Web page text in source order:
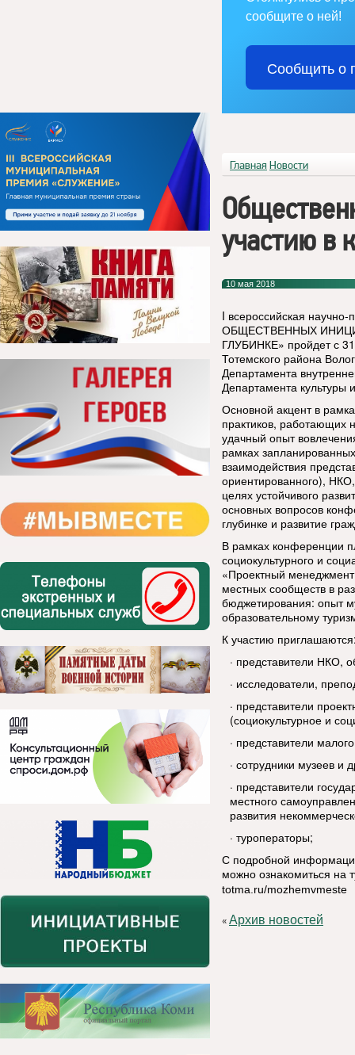
сообщите о ней!
Сообщить о
Главная Новости
участию в
10 мая 2018
I всероссийская
ОБЩЕСТВЕННЫХ
ГЛУБИНКЕ» пройдет с
Тотемского района
Департамента
Департамента культуры
Основной акцент в
практиков, работающих
удачный опыт
рамках
взаимодействия
ориентированного),
целях устойчивого
основных вопросов
глубинке и развитие
В рамках конференции
социокультурного и
«Проектный
местных сообществ в
бюджетирования: опыт
образовательному
К участию
· представители НКО,
· исследователи,
· представители
(социокультурное и
· представители
· сотрудники музеев и
· представители
местного
развития
· туроператоры;
С подробной
можно ознакомиться на
totma.ru/mozhemvmeste
«Архив новостей